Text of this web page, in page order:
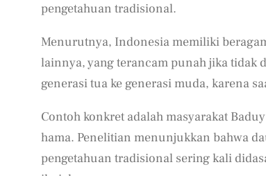
pengetahuan tradisional.
Menurutnya, Indonesia memiliki
lainnya, yang terancam punah jika tidak
generasi tua ke generasi muda, karena
Contoh konkret adalah masyarakat
hama. Penelitian menunjukkan bahwa
pengetahuan tradisional sering kali